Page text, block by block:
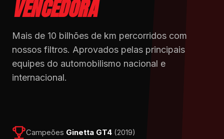
VENCEDORA
Mais de 10 bilhões de km percorridos com
nossos filtros. Aprovados pelas principais
equipes do automobilismo nacional e
internacional.
Campeões Ginetta GT4 (2019)